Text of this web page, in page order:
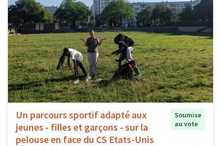
Un parcours sportif adapté aux
jeunes - filles et garçons - sur la
pelouse en face du CS Etats-Unis
Soumise
au vote